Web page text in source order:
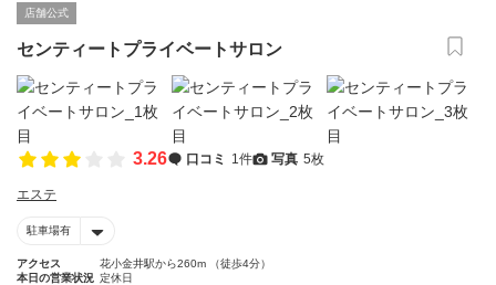
店舗公式
センティートプライベートサロン
3.26 口コミ 1件 写真 5枚
エステ
駐車場有
アクセス
花小金井駅から260m （徒歩4分）
本日の営業状況 定休日